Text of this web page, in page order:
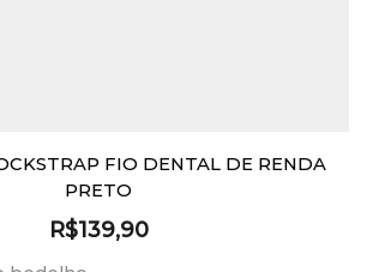
FIO DENTAL DE RENDA
PRETO
R$139,90